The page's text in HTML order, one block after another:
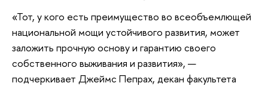
«Тот, у кого есть преимущество во всеобъемлющей
национальной мощи устойчивого развития, может
заложить прочную основу и гарантию своего
собственного выживания и развития», —
подчеркивает Джеймс Пепрах, декан факультета